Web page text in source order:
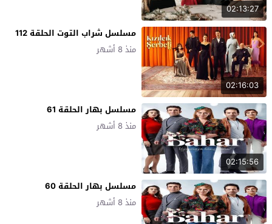
02:13:27
02:16:03
مسلسل شراب التوت الحلقة 112
منذ 8 أشهر
02:15:56
مسلسل بهار الحلقة 61
منذ 8 أشهر
مسلسل بهار الحلقة 60
منذ 8 أشهر